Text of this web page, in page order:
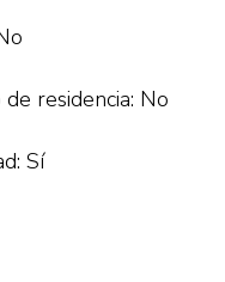
residencia: No
Sí